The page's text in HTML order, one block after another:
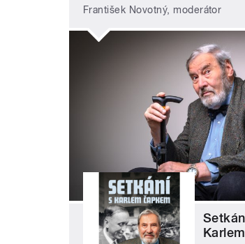
František Novotný, moderátor